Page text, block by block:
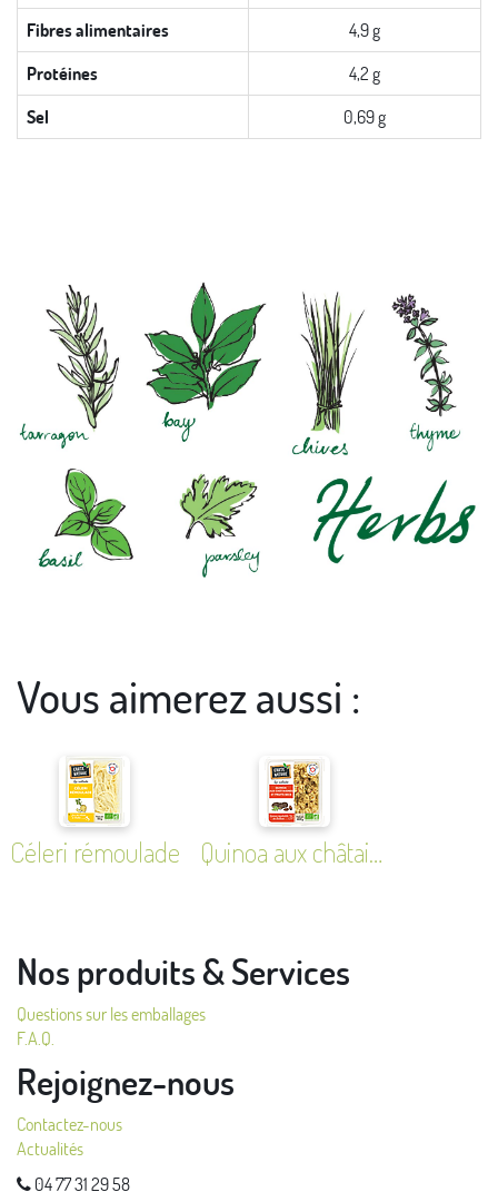
Fibres alimentaires
4,9 g
Protéines
4,2 g
Sel
0,69 g
Vous aimerez aussi :
Céleri rémoulade Quinoa aux châtaignes et fruits secs
Nos produits & Services
Questions sur les emballages
F.A.Q.
Rejoignez-nous
Contactez-nous
Actualités
04 77 31 29 58